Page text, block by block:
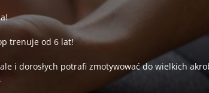
trenuje od 6 lat!
i dorosłych potrafi zmotywować do wielkich